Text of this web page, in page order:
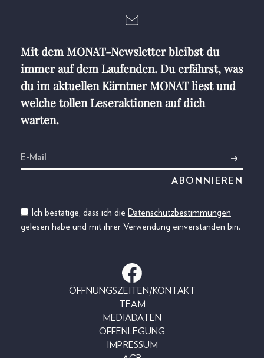
Mit dem MONAT-Newsletter bleibst du
immer auf dem Laufenden. Du erfährst, was
du im aktuellen Kärntner MONAT liest und
welche tollen Leseraktionen auf dich
warten.
Ich bestätige, dass ich die Datenschutzbestimmungen
gelesen habe und mit ihrer Verwendung einverstanden bin.
ÖFFNUNGSZEITEN/KONTAKT
TEAM
MEDIADATEN
OFFENLEGUNG
IMPRESSUM